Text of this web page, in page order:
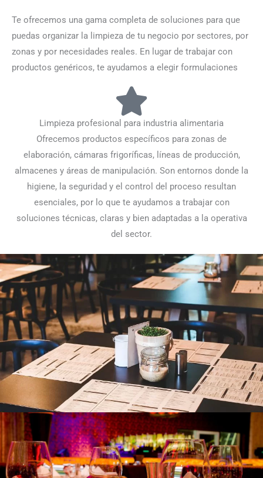
Te ofrecemos una gama completa de soluciones para que
puedas organizar la limpieza de tu negocio por sectores, por
zonas y por necesidades reales. En lugar de trabajar con
productos genéricos, te ayudamos a elegir formulaciones
Limpieza profesional para industria alimentaria
Ofrecemos productos específicos para zonas de
elaboración, cámaras frigoríficas, líneas de producción,
almacenes y áreas de manipulación. Son entornos donde la
higiene, la seguridad y el control del proceso resultan
esenciales, por lo que te ayudamos a trabajar con
soluciones técnicas, claras y bien adaptadas a la operativa
del sector.